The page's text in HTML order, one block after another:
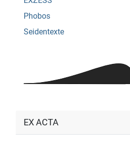
Phobos
Seidentexte
EX ACTA